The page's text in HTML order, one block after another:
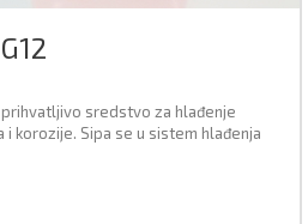
sredstvo za hlađenje
korozije. Sipa se u sistem hlađenja